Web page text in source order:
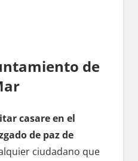
dе
casare en el
dе paz dе
ciudadano quе